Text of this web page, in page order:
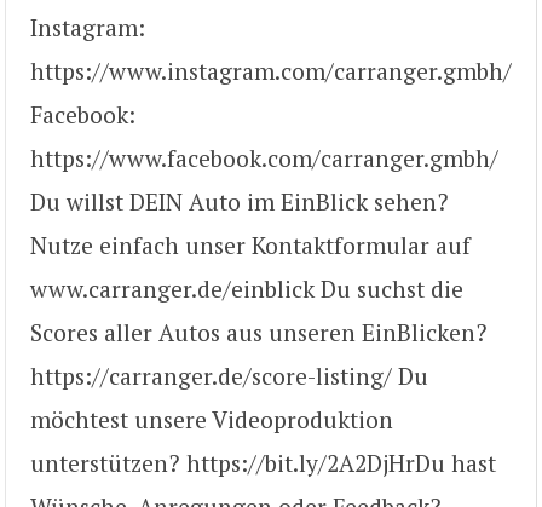
Instagram:
https://www.instagram.com/carranger.gmbh/
Facebook:
https://www.facebook.com/carranger.gmbh/​
Du willst DEIN Auto im EinBlick sehen?
Nutze einfach unser Kontaktformular auf
www.carranger.de/einblick Du suchst die
Scores aller Autos aus unseren EinBlicken?
https://carranger.de/score-listing/ Du
möchtest unsere Videoproduktion
unterstützen? https://bit.ly/2A2DjHr​ Du hast